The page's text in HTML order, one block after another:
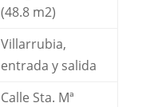
(48.8 m2)
Villarrubia,
entrada y salida
Calle Sta. Mª